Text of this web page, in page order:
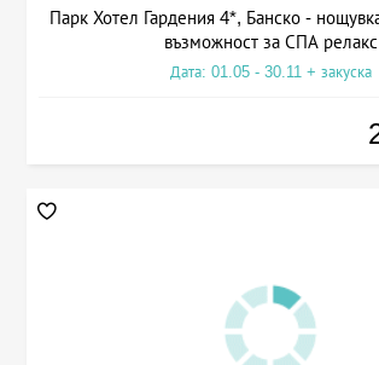
Парк Хотел Гардения 4*, Банско -
възможност за СПА релакс
Дата: 01.05 - 30.11 + закуска